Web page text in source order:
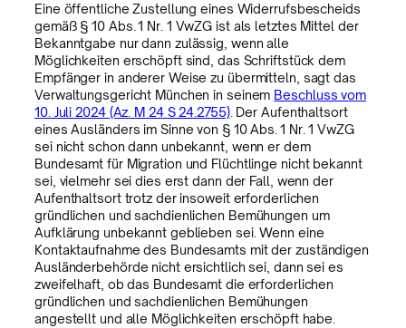
Eine öffentliche Zustellung eines Widerrufsbescheids
gemäß § 10 Abs. 1 Nr. 1 VwZG ist als letztes Mittel der
Bekanntgabe nur dann zulässig, wenn alle
Möglichkeiten erschöpft sind, das Schriftstück dem
Empfänger in anderer Weise zu übermitteln, sagt das
Verwaltungsgericht München in seinem Beschluss vom
10. Juli 2024 (Az. M 24 S 24.2755). Der Aufenthaltsort
eines Ausländers im Sinne von § 10 Abs. 1 Nr. 1 VwZG
sei nicht schon dann unbekannt, wenn er dem
Bundesamt für Migration und Flüchtlinge nicht bekannt
sei, vielmehr sei dies erst dann der Fall, wenn der
Aufenthaltsort trotz der insoweit erforderlichen
gründlichen und sachdienlichen Bemühungen um
Aufklärung unbekannt geblieben sei. Wenn eine
Kontaktaufnahme des Bundesamts mit der zuständigen
Ausländerbehörde nicht ersichtlich sei, dann sei es
zweifelhaft, ob das Bundesamt die erforderlichen
gründlichen und sachdienlichen Bemühungen
angestellt und alle Möglichkeiten erschöpft habe.